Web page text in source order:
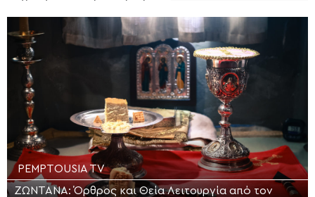
PEMPTOUSIA TV
ΖΩΝΤΑΝΑ: Όρθρος και Θεία Λειτουργία από τον